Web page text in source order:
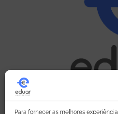
Para fornecer as melhores